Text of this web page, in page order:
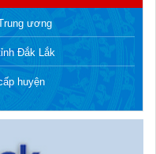
ương
Đắk Lắk
huyện